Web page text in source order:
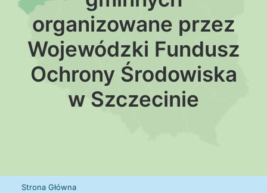
Wiedza
Media
Kontakt
Wyszukiwanie
organizowane przez
Wojewódzki Fundusz
Ochrony Środowiska
w Szczecinie
Strona Główna